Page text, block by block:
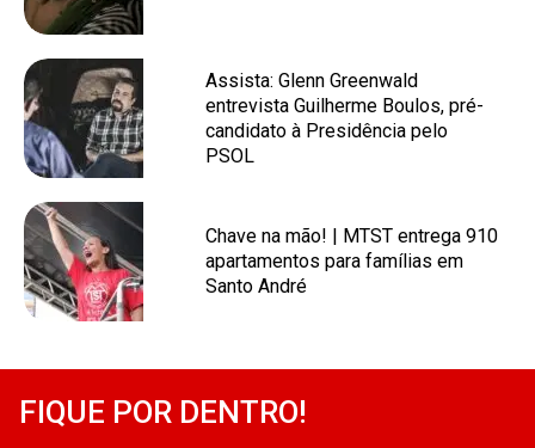
Assista: Glenn Greenwald
entrevista Guilherme Boulos, pré-
candidato à Presidência pelo
PSOL
Chave na mão! | MTST entrega 910
apartamentos para famílias em
Santo André
FIQUE POR DENTRO!